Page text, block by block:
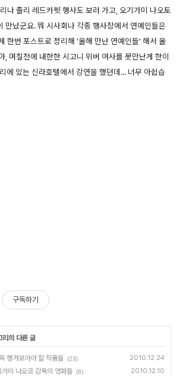
나 졸리 레드카펫 행사도 보러 가고, 오기가미 나오토
만났군요. 뭐 시사회나 각종 행사장에서 연예인들은
한번 포스트로 정리해 '올해 만난 연예인들' 해서 올
, 며칠전에 내한한 시고니 위버 여사를 못만난게 한이
에 있는 신라호텔에서 강연을 했던데... 너무 아쉽습
구독하기
리의 다른 글
챙겨보아야 할 작품들 (23) 2010.12.24
미 나오코 감독의 영화들 (8) 2010.12.10